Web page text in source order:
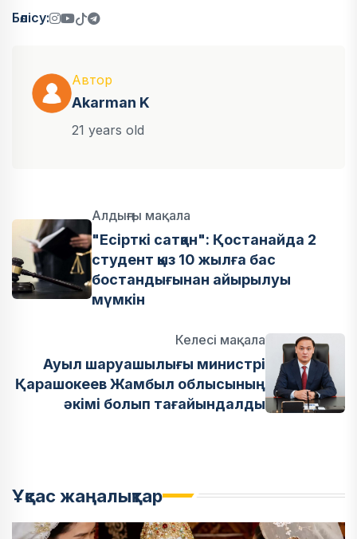
Бөлісу:
Автор
Akarman K
21 years old
Алдыңғы мақала
"Есірткі сатқан": Қостанайда 2
студент қыз 10 жылға бас
бостандығынан айырылуы
мүмкін
Келесі мақала
Ауыл шаруашылығы министрі
Қарашокеев Жамбыл облысының
әкімі болып тағайындалды
Ұқсас жаңалықтар